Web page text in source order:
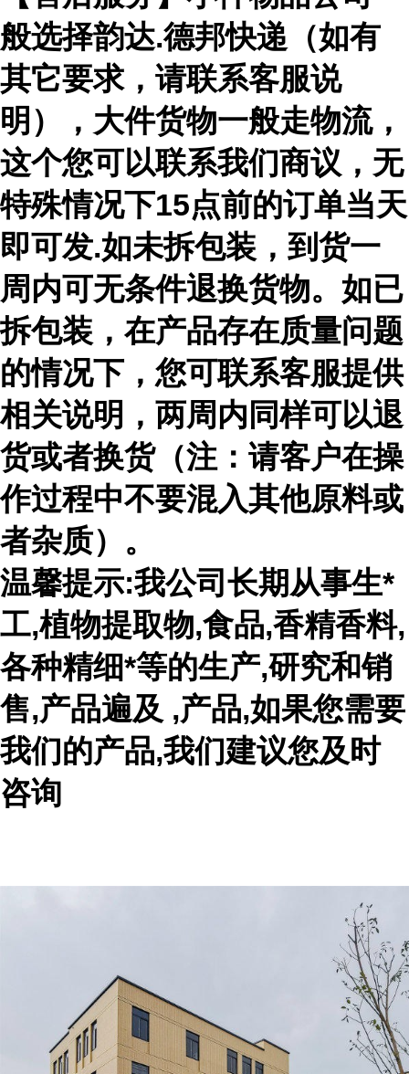
般选择韵达.德邦快递（如有
其它要求，请联系客服说
明），大件货物一般走物流，
这个您可以联系我们商议，无
特殊情况下15点前的订单当天
即可发.如未拆包装，到货一
周内可无条件退换货物。如已
拆包装，在产品存在质量问题
的情况下，您可联系客服提供
相关说明，两周内同样可以退
货或者换货（注：请客户在操
作过程中不要混入其他原料或
者杂质）。
温馨提示:我公司长期从事生*
工,植物提取物,食品,香精香料,
各种精细*等的生产,研究和销
售,产品遍及 ,产品,如果您需要
我们的产品,我们建议您及时
咨询